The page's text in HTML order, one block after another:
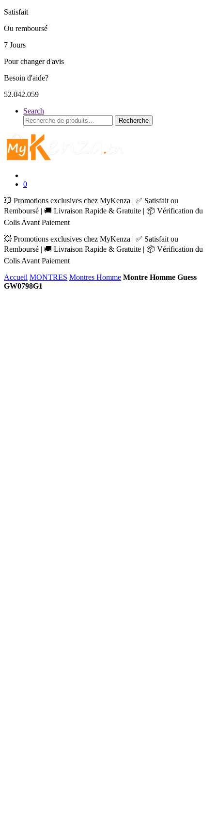
Satisfait
Ou remboursé
7 Jours
Pour changer d'avis
Besoin d'aide?
52.042.059
Search
Recherche
pour :
Recherche
0
💥 Promotions exclusives chez MyKenza | ✅ Satisfait ou
Remboursé | 🚚 Livraison Rapide & Gratuite | 📦 Vérification du
Colis Avant Paiement
💥 Promotions exclusives chez MyKenza | ✅ Satisfait ou
Remboursé | 🚚 Livraison Rapide & Gratuite | 📦 Vérification du
Colis Avant Paiement
Accueil MONTRES Montres Homme Montre Homme Guess
GW0798G1